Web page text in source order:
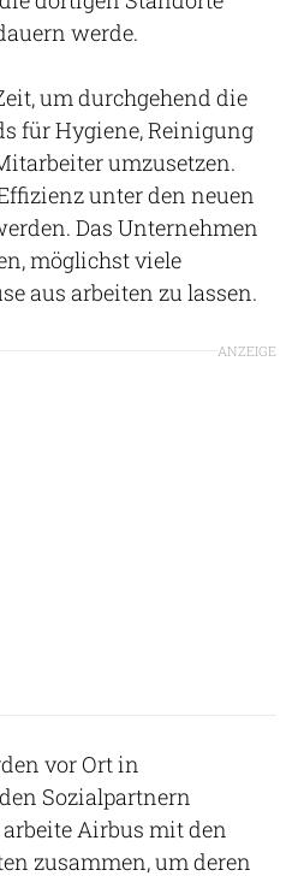
werde.
um durchgehend die
für Hygiene, Reinigung
umzusetzen.
unter den neuen
Das Unternehmen
möglichst viele
aus arbeiten zu lassen.
ANZEIGE
vor Ort in
Sozialpartnern
Airbus mit den
zusammen, um deren